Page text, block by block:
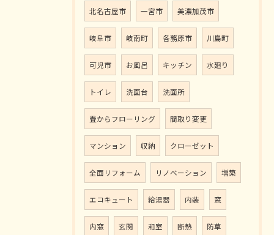
北名古屋市 一宮市 美濃加茂市
岐阜市 岐南町 各務原市 川島町
可児市 お風呂 キッチン 水廻り
トイレ 洗面台 洗面所
畳からフローリング 間取り変更
マンション 収納 クローゼット
全面リフォーム リノベーション 増築
エコキュート 給湯器 内装 窓
内窓 玄関 和室 断熱 防草